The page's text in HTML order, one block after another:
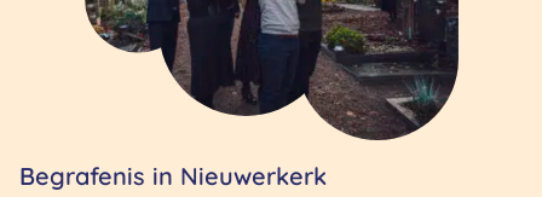
Begrafenis in Nieuwerkerk